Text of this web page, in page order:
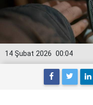
00:04
14 Şubat 2026